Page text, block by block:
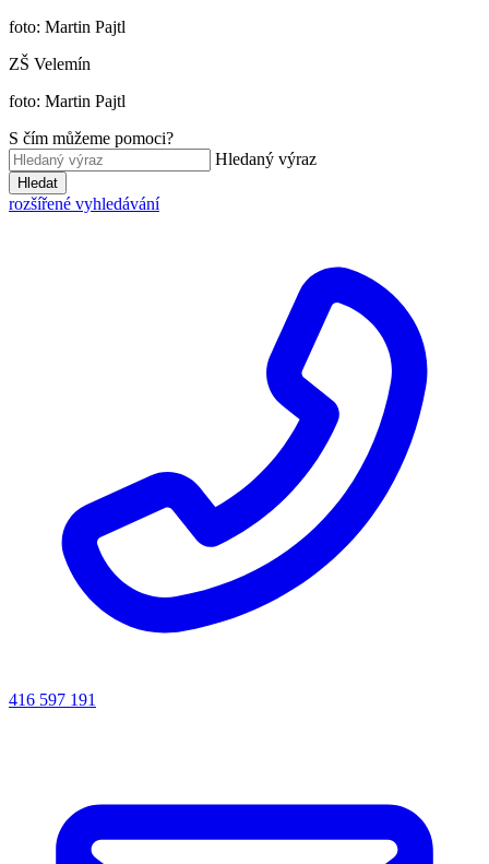
foto: Martin Pajtl
ZŠ Velemín
foto: Martin Pajtl
S čím můžeme pomoci?
Hledaný výraz
Hledat
rozšířené vyhledávání
416 597 191